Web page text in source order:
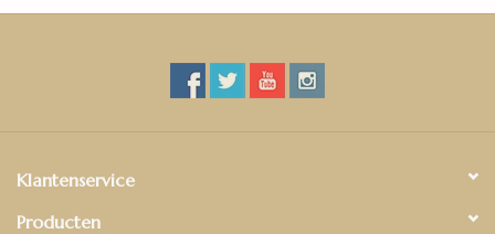
Klantenservice
Producten